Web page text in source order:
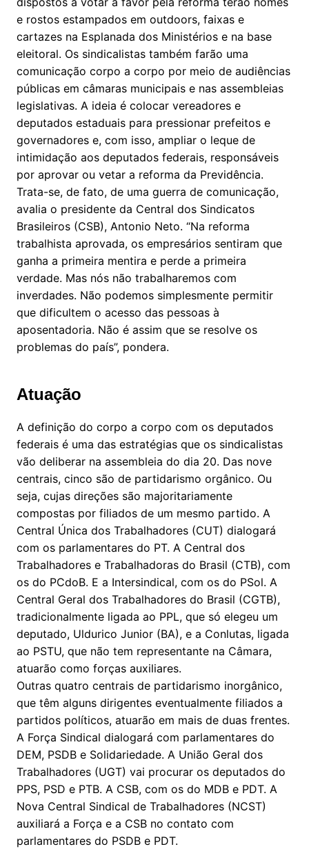
e rostos estampados em outdoors, faixas e
cartazes na Esplanada dos Ministérios e na base
eleitoral. Os sindicalistas também farão uma
comunicação corpo a corpo por meio de audiências
públicas em câmaras municipais e nas assembleias
legislativas. A ideia é colocar vereadores e
deputados estaduais para pressionar prefeitos e
governadores e, com isso, ampliar o leque de
intimidação aos deputados federais, responsáveis
por aprovar ou vetar a reforma da Previdência.
Trata-se, de fato, de uma guerra de comunicação,
avalia o presidente da Central dos Sindicatos
Brasileiros (CSB), Antonio Neto. “Na reforma
trabalhista aprovada, os empresários sentiram que
ganha a primeira mentira e perde a primeira
verdade. Mas nós não trabalharemos com
inverdades. Não podemos simplesmente permitir
que dificultem o acesso das pessoas à
aposentadoria. Não é assim que se resolve os
problemas do país”, pondera.
Atuação
A definição do corpo a corpo com os deputados
federais é uma das estratégias que os sindicalistas
vão deliberar na assembleia do dia 20. Das nove
centrais, cinco são de partidarismo orgânico. Ou
seja, cujas direções são majoritariamente
compostas por filiados de um mesmo partido. A
Central Única dos Trabalhadores (CUT) dialogará
com os parlamentares do PT. A Central dos
Trabalhadores e Trabalhadoras do Brasil (CTB), com
os do PCdoB. E a Intersindical, com os do PSol. A
Central Geral dos Trabalhadores do Brasil (CGTB),
tradicionalmente ligada ao PPL, que só elegeu um
deputado, Uldurico Junior (BA), e a Conlutas, ligada
ao PSTU, que não tem representante na Câmara,
atuarão como forças auxiliares.
Outras quatro centrais de partidarismo inorgânico,
que têm alguns dirigentes eventualmente filiados a
partidos políticos, atuarão em mais de duas frentes.
A Força Sindical dialogará com parlamentares do
DEM, PSDB e Solidariedade. A União Geral dos
Trabalhadores (UGT) vai procurar os deputados do
PPS, PSD e PTB. A CSB, com os do MDB e PDT. A
Nova Central Sindical de Trabalhadores (NCST)
auxiliará a Força e a CSB no contato com
parlamentares do PSDB e PDT.